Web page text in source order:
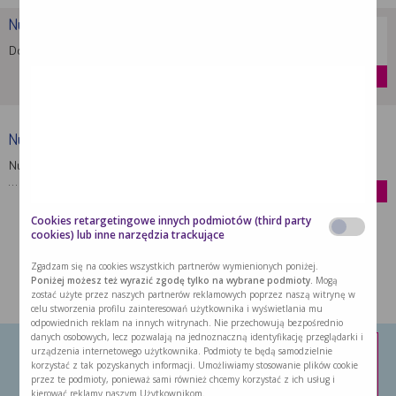
Nutridrink Protein
Dostarcza energię, białko i inne składniki …
Nutridrink Skin Repair (dawniej …
Nutridrink Skin Repair to produkt wysokoenergetyczny,
MOŻE CIĘ ZAINTERESOWAĆ:
Nutridrink Protein Omega 3
Nutridrink Protein Omega 3 to doustny …
Cookies retargetingowe innych podmiotów (third party
cookies) lub inne narzędzia trackujące
Zgadzam się na cookies wszystkich partnerów wymienionych poniżej.
Poniżej możesz też wyrazić zgodę tylko na wybrane podmioty. Mogą
zostać użyte przez naszych partnerów reklamowych poprzez naszą witrynę w
celu stworzenia profilu zainteresowań użytkownika i wyświetlania mu
odpowiednich reklam na innych witrynach. Nie przechowują bezpośrednio
danych osobowych, lecz pozwalają na jednoznaczną identyfikację przeglądarki i
urządzenia internetowego użytkownika. Podmioty te będą samodzielnie
korzystać z tak pozyskanych informacji. Umożliwiamy stosowanie plików cookie
przez te podmioty, ponieważ sami również chcemy korzystać z ich usług i
kierować reklamy naszym Użytkownikom.